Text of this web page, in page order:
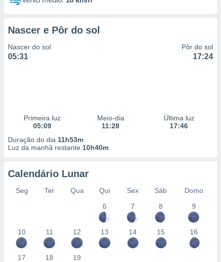
Nascer e Pôr do sol
Nascer do sol
05:31
Pôr do sol
17:24
Primeira luz
05:09
Meio-dia
11:28
Última luz
17:46
Duração do dia 11h53m
Luz da manhã restante 10h40m
Calendário Lunar
Seg Ter Qua Qui Sex Sáb
Domo
6
7 8 9
10 11 12 13 14 15 16
17 18 19